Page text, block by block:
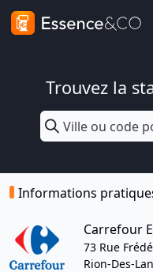
Trouvez la
Informations
Carrefour
73 Rue
Rion-Des-